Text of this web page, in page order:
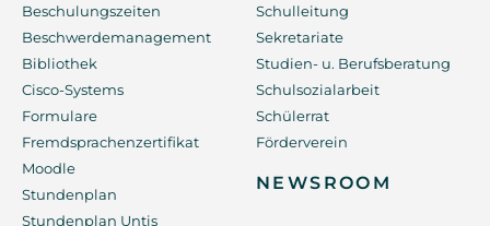
Beschulungszeiten
Beschwerdemanagement
Bibliothek
Cisco-Systems
Formulare
Fremdsprachenzertifikat
Moodle
Stundenplan
Stundenplan Untis
Schulleitung
Sekretariate
Studien- u. Berufsberatung
Schulsozialarbeit
Schülerrat
Förderverein
NEWSROOM